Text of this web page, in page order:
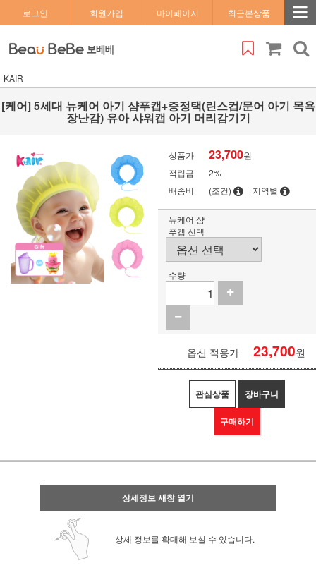
로그인 회원가입 마이페이지 최근본상품
KAIR
[케어] 5세대 뉴케어 아기 샴푸캡+증정택(린스컵/문어 아기 목욕
장난감) 유아 샤워캡 아기 머리감기기
상품가 23,700원
적립금
2%
배송비
(조건) 지역별
뉴케어 샴
푸캡 선택
수량
옵션 적용가 23,700원
관심상품 장바구니
구매하기
상세정보 새창 열기
상세 정보를 확대해 보실 수 있습니다.